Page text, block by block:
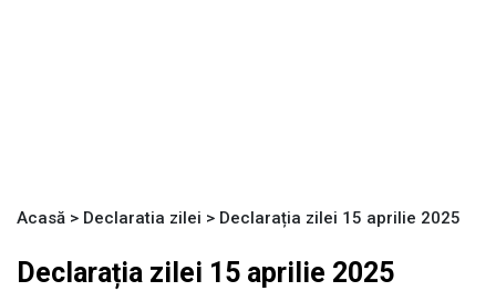
Acasă > Declaratia zilei > Declarația zilei 15 aprilie 2025
Declarația zilei 15 aprilie 2025